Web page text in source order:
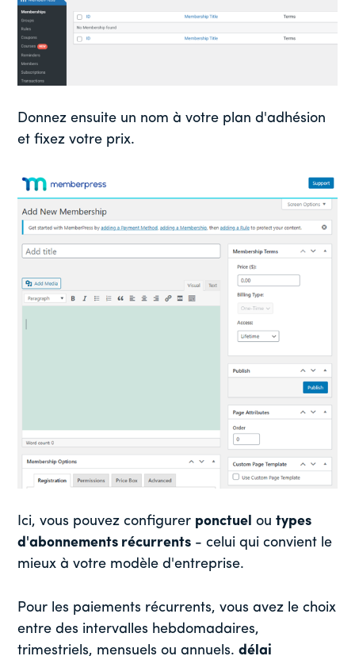
Donnez ensuite un nom à votre plan d'adhésion
et fixez votre prix.
Ici, vous pouvez configurer ponctuel outypes
d'abonnements récurrents - celui qui convient le
mieux à votre modèle d'entreprise.
Pour les paiements récurrents, vous avez le choix
entre des intervalles hebdomadaires,
trimestriels, mensuels ou annuels.délai